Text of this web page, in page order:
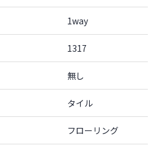
1way
1317
無し
タイル
フローリング